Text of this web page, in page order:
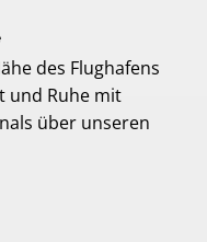
des Flughafens
und Ruhe mit
über unseren